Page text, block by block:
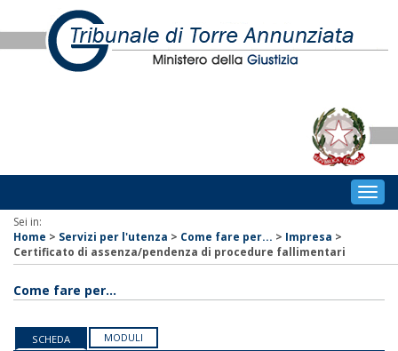
Sei in:
Home > Servizi per l'utenza > Come fare per... > Impresa >
Certificato di assenza/pendenza di procedure fallimentari
Come fare per...
SCHEDA MODULI